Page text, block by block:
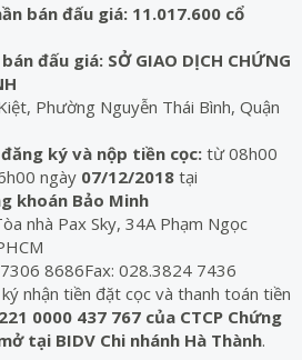
bán đấu giá: 11.017.600 cổ
đấu giá: SỞ GIAO DỊCH CHỨNG
Phường Nguyễn Thái Bình, Quận
ký và nộp tiền cọc: từ 08h00
ngày 07/12/2018 tại
khoán Bảo Minh
nhà Pax Sky, 34A Phạm Ngọc
8686Fax: 028.3824 7436
nhận tiền đặt cọc và thanh toán tiền
0000 437 767 của CTCP Chứng
tại BIDV Chi nhánh Hà Thành.